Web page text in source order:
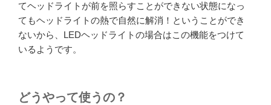
てヘッドライトが前を照らすことができない状態になっ
てもヘッドライトの熱で自然に解消！ということができ
ないから、LEDヘッドライトの場合はこの機能をつけて
いるようです。
どうやって使うの？